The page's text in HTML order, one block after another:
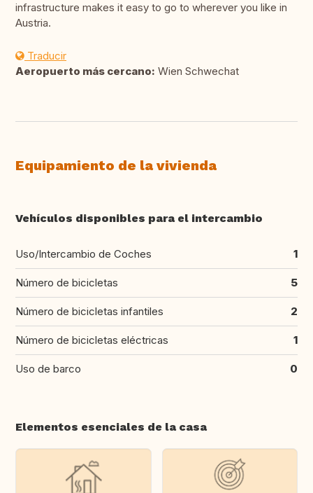
infrastructure makes it easy to go to wherever you like in
Austria.
Traducir
Aeropuerto más cercano: Wien Schwechat
Equipamiento de la vivienda
Vehículos disponibles para el intercambio
Uso/Intercambio de Coches 1
Número de bicicletas 5
Número de bicicletas infantiles 2
Número de bicicletas eléctricas 1
Uso de barco 0
Elementos esenciales de la casa